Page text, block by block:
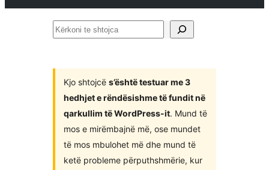
Kërkoni
Kjo shtojcë s’është testuar me 3
hedhjet e rëndësishme të fundit në
qarkullim të WordPress-it. Mund të
mos e mirëmbajnë më, ose mundet
të mos mbulohet më dhe mund të
ketë probleme përputhshmërie, kur